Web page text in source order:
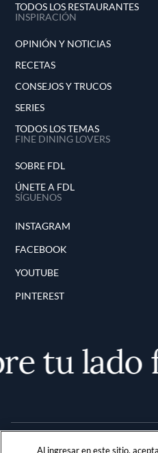
TODOS LOS RESTAURANTES
INSPIRACIÓN
OPINIÓN Y NOTICIAS
RECETAS
CONSEJOS Y TRUCOS
SERIES
TODOS LOS TEMAS
FINE DINING LOVERS
SOBRE FDL
ÚNETE A FDL
SÍGUENOS
INSTAGRAM
FACEBOOK
YOUTUBE
PINTEREST
tu lado
Al ingresar en este sitio,